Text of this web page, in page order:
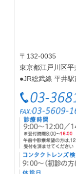
〒132-0035
東京都江戸川区平
●JR総武線 平井